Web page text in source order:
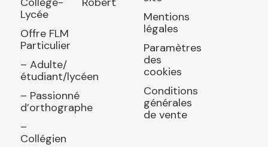
Lycée
Offre FLM
Particulier
– Adulte/
étudiant/lycéen
– Passionné
d’orthographe
–
Collégien
Mentions
légales
Paramètres
des
cookies
Conditions
générales
de vente